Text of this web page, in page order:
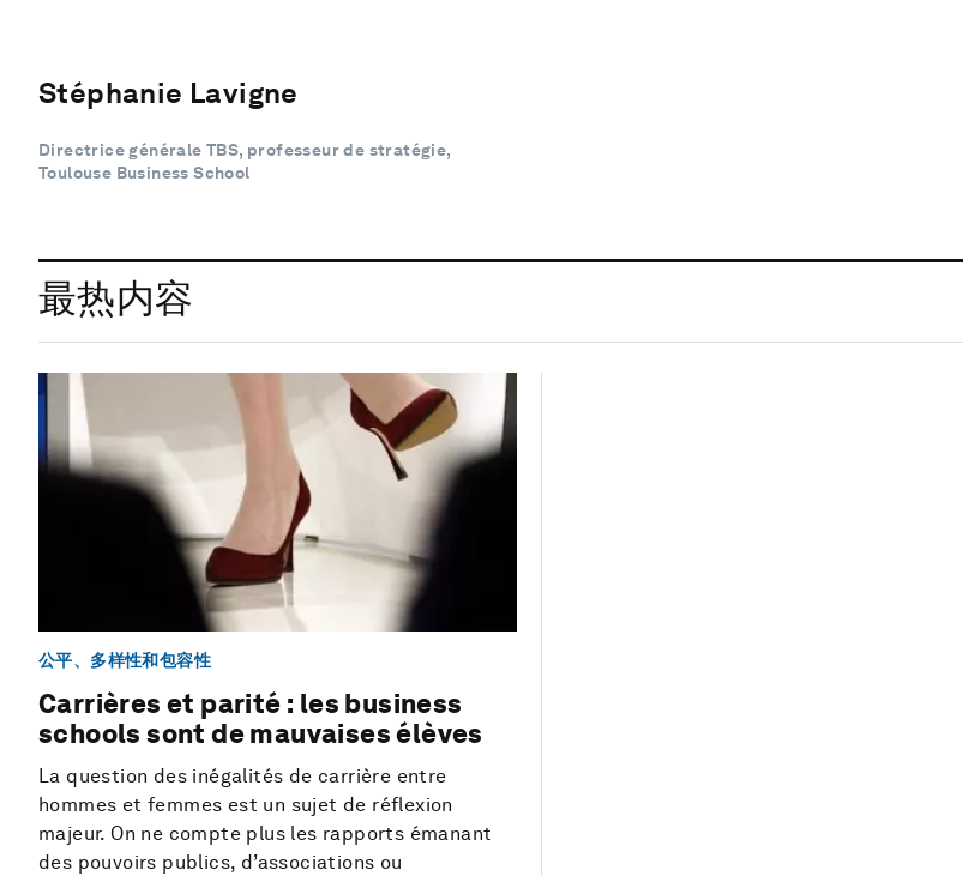
Stéphanie Lavigne
Directrice générale TBS, professeur de stratégie,
Toulouse Business School
最热内容
公平、多样性和包容性
Carrières et parité : les business
schools sont de mauvaises élèves
La question des inégalités de carrière entre
hommes et femmes est un sujet de réflexion
majeur. On ne compte plus les rapports émanant
des pouvoirs publics, d’associations ou